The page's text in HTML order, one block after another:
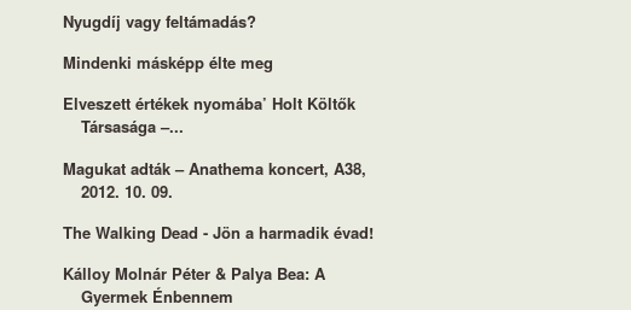
Nyugdíj vagy feltámadás?
Mindenki másképp élte meg
Elveszett értékek nyomába’ Holt Költők
Társasága –...
Magukat adták – Anathema koncert, A38,
2012. 10. 09.
The Walking Dead - Jön a harmadik évad!
Kálloy Molnár Péter & Palya Bea: A
Gyermek Énbennem